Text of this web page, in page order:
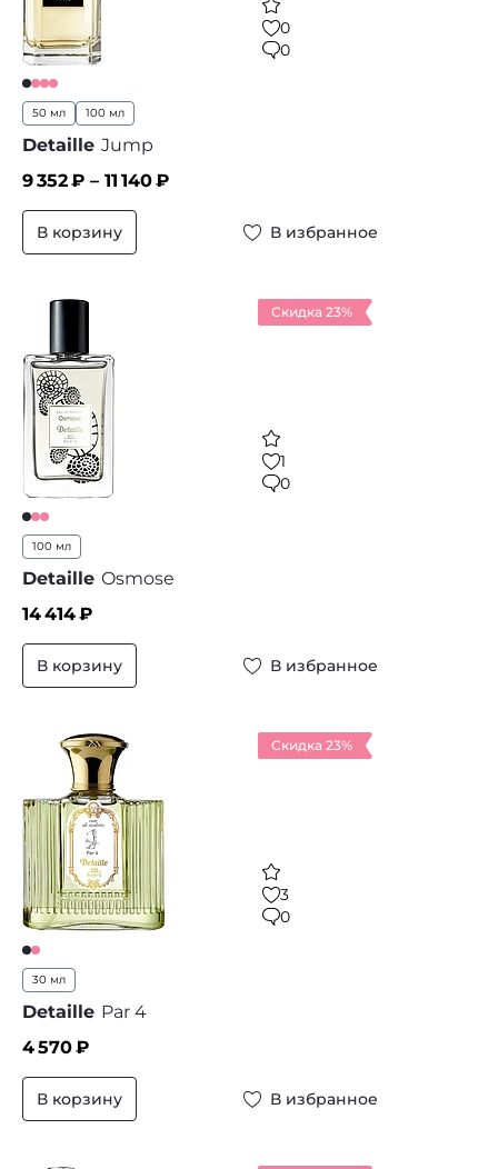
0
0
50 мл 100 мл
Detaille Jump
9 352₽ – 11 140₽
В корзину В избранное
Скидка 23%
1
0
100 мл
Detaille Osmose
14 414₽
В корзину В избранное
Скидка 23%
3
0
30 мл
Detaille Par 4
4 570₽
В корзину В избранное